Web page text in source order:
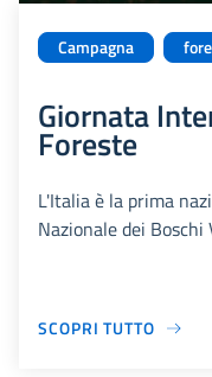
Campagna
Giornata
Foreste
L'Italia è la prima
Nazionale dei Boschi
SCOPRI TUTTO